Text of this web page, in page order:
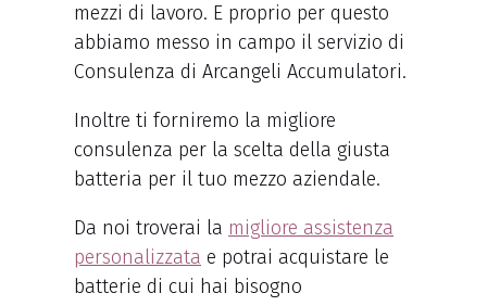
mezzi di lavoro. E proprio per questo
abbiamo messo in campo il servizio di
Consulenza di Arcangeli Accumulatori.
Inoltre ti forniremo la migliore
consulenza per la scelta della giusta
batteria per il tuo mezzo aziendale.
Da noi troverai la migliore assistenza
personalizzata e potrai acquistare le
batterie di cui hai bisogno